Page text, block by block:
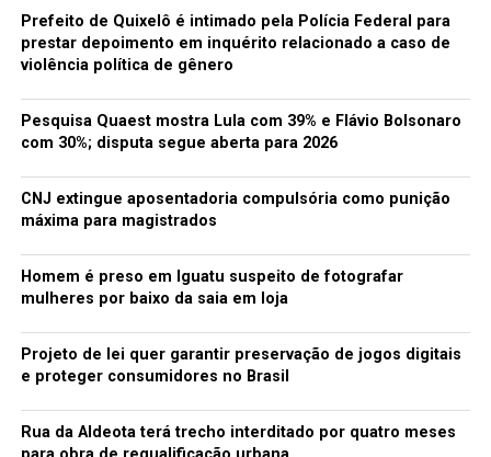
vereadores.
TÓPICOS RELACIONADOS: HRI
PROVIDÊNCIAS
RODOVIÁRIO
SOLICITAM TERMINAL VEREADORES
CDL de Iguatu entrega premiação da Campanha Iguatu
Natal de Prêmios
Moradora denuncia acúmulo de lixo em terreno da Vila
Centenário
Daniela Lima
Prefeito de Quixelô é intimado pela Polícia Federal para
prestar depoimento em inquérito relacionado a caso de
violência política de gênero
Pesquisa Quaest mostra Lula com 39% e Flávio Bolsonaro
com 30%; disputa segue aberta para 2026
CNJ extingue aposentadoria compulsória como punição
máxima para magistrados
Homem é preso em Iguatu suspeito de fotografar
mulheres por baixo da saia em loja
Projeto de lei quer garantir preservação de jogos digitais
e proteger consumidores no Brasil
Rua da Aldeota terá trecho interditado por quatro meses